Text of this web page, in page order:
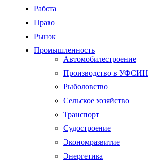
Работа
Право
Рынок
Промышленность
Автомобилестроение
Производство в УФСИН
Рыболовство
Сельское хозяйство
Транспорт
Судостроение
Экономразвитие
Энергетика